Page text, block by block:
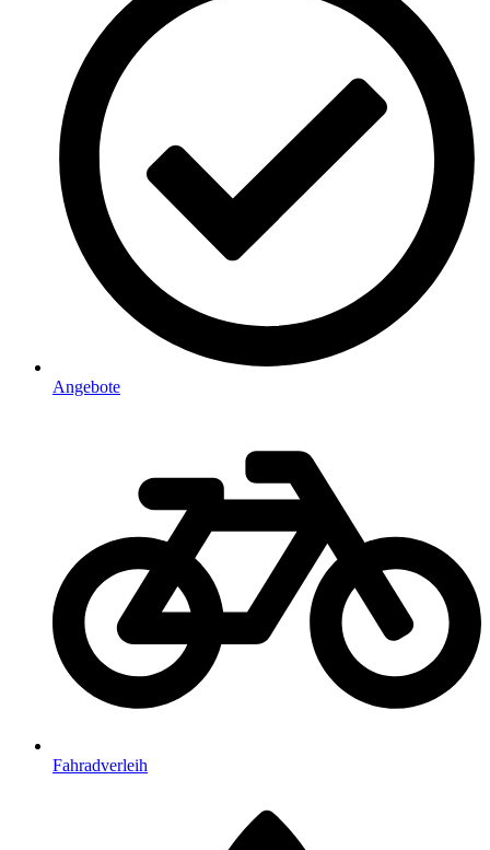
Angebote
Fahradverleih